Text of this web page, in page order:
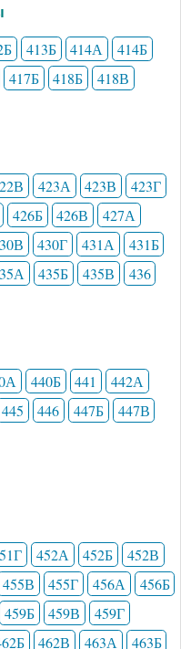
413Б 414А
414Б
417Б 418Б
418В
423А 423В
423Г
426Б 426В
427А
430Г 431А
431Б
435Б 435В
436
440Б 441
442А
445 446 447Б
447В
452А 452Б
452В
455В 455Г 456А
456Б
459Б 459В
459Г
462В 463А
463Б